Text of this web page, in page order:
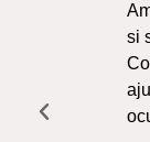
si